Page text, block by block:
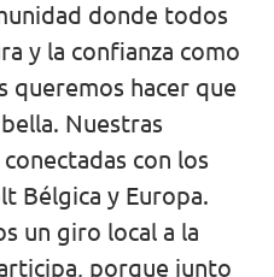
donde todos
y la confianza como
queremos hacer que
Nuestras
con los
Bélgica y Europa.
un giro local a la
porque junto